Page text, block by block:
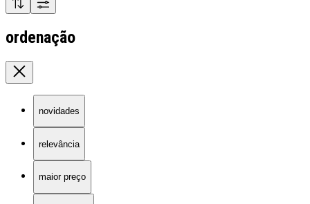
ordenação
novidades
relevância
maior preço